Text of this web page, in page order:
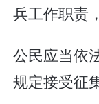
兵工作职责
公民应当依
规定接受征集